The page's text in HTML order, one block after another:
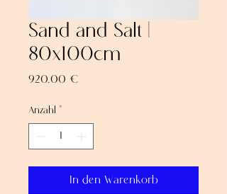
Sand and Salt |
80x100cm
920,00 €Preis
Anzahl *
In den Warenkorb